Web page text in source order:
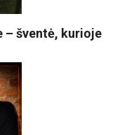
– šventė, kurioje